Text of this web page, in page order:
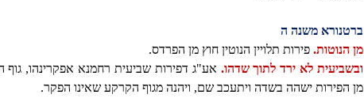
ברטנורא משנה ה
מן הנוטות. פירות תלויין הנוטין חוץ מן הפרדס.
ובשביעית לא ירד לתוך שדהו. אע"ג דפירות שביעית רחמנא אפקרינהו,
מן הפירות ישהה בשדה ויתעכב שם, ויהנה מגוף הקרקע שאינו הפקר.